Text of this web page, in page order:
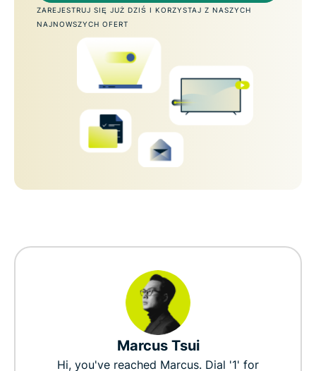
ZAREJESTRUJ SIĘ JUŻ DZIŚ I KORZYSTAJ Z NASZYCH
NAJNOWSZYCH OFERT
Marcus Tsui
Hi, you've reached Marcus. Dial '1' for